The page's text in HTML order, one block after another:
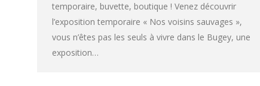
temporaire, buvette, boutique ! Venez découvrir
l’exposition temporaire « Nos voisins sauvages »,
vous n’êtes pas les seuls à vivre dans le Bugey, une
exposition…